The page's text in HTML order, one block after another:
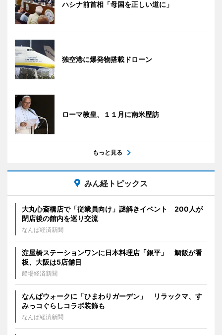
ハシナ前首相「母国を正しい道に」
独空港に爆発物搭載ドローン
ローマ教皇、１１月に南米歴訪
もっと見る
みん経トピックス
大丸心斎橋店で「従業員向け」謎解きイベント 200人が
閉店後の館内を巡り交流
なんば経済新聞
淀屋橋ステーションワンに日本料理店「銀平」 鯛飯が看
板、大阪は5店舗目
船場経済新聞
なんばウォークに「ひまわりガーデン」 リラックマ、す
みっコぐらしコラボ装飾も
なんば経済新聞